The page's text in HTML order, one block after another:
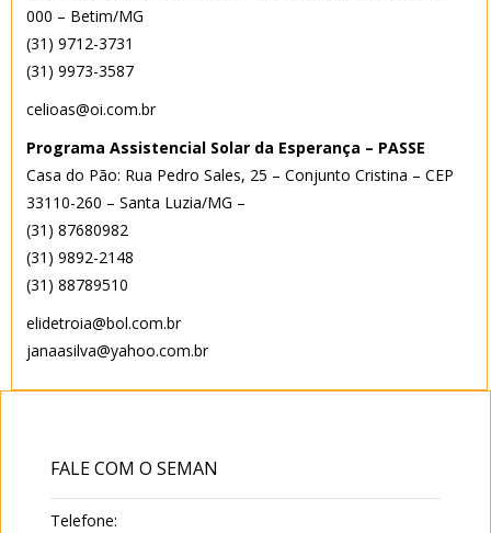
000 – Betim/MG
(31) 9712-3731
(31) 9973-3587
celioas@oi.com.br
Programa Assistencial Solar da Esperança – PASSE
Casa do Pão: Rua Pedro Sales, 25 – Conjunto Cristina – CEP
33110-260 – Santa Luzia/MG –
(31) 87680982
(31) 9892-2148
(31) 88789510
elidetroia@bol.com.br
janaasilva@yahoo.com.br
FALE COM O SEMAN
Telefone: